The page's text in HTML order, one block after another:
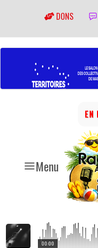
DONS
Menu
EN
00:00